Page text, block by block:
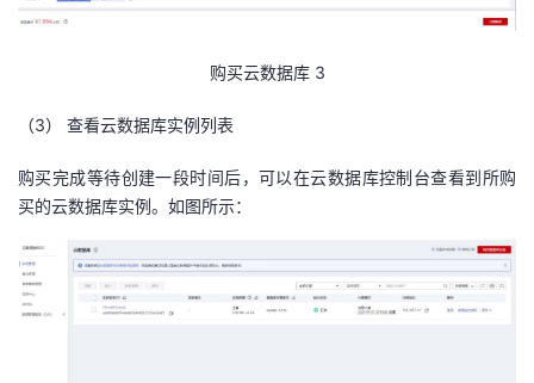
购买云数据库 3
（3） 查看云数据库实例列表
购买完成等待创建一段时间后，可以在云数据库控制台查看到所购
买的云数据库实例。如图所示：